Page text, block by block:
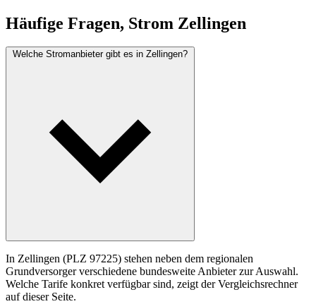
Häufige Fragen, Strom Zellingen
Welche Stromanbieter gibt es in Zellingen?
In Zellingen (PLZ 97225) stehen neben dem regionalen
Grundversorger verschiedene bundesweite Anbieter zur Auswahl.
Welche Tarife konkret verfügbar sind, zeigt der Vergleichsrechner
auf dieser Seite.